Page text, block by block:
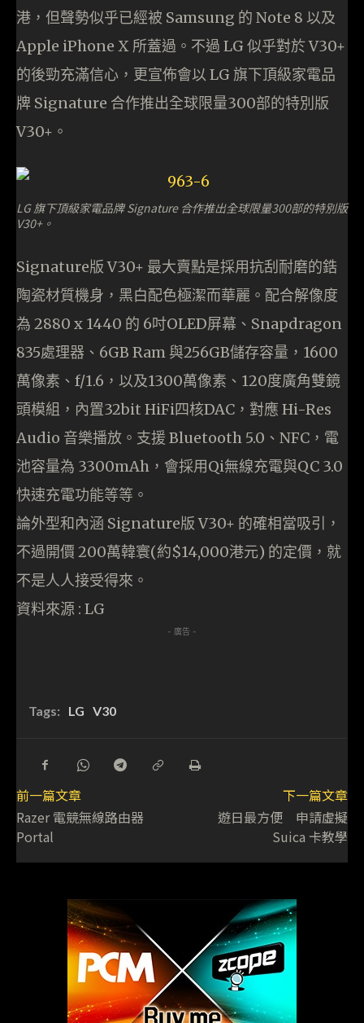
港，但聲勢似乎已經被 Samsung 的 Note 8 以及
Apple iPhone X 所蓋過。不過 LG 似乎對於 V30+
的後勁充滿信心，更宣佈會以 LG 旗下頂級家電品
牌 Signature 合作推出全球限量300部的特別版
V30+。
LG 旗下頂級家電品牌 Signature 合作推出全球限量300部的特別版
V30+。
Signature版 V30+ 最大賣點是採用抗刮耐磨的鋯
陶瓷材質機身，黑白配色極潔而華麗。配合解像度
為 2880 x 1440 的 6吋OLED屏幕、Snapdragon
835處理器、6GB Ram 與256GB儲存容量，1600
萬像素、f/1.6，以及1300萬像素、120度廣角雙鏡
頭模組，內置32bit HiFi四核DAC，對應 Hi-Res
Audio 音樂播放。支援 Bluetooth 5.0、NFC，電
池容量為 3300mAh，會採用Qi無線充電與QC 3.0
快速充電功能等等。
論外型和內涵 Signature版 V30+ 的確相當吸引，
不過開價 200萬韓寰(約$14,000港元) 的定價，就
不是人人接受得來。
資料來源 : LG
- 廣告 -
Tags: LG V30
前一篇文章
Razer 電競無線路由器
Portal
下一篇文章
遊日最方便 申請虛擬
Suica 卡教學